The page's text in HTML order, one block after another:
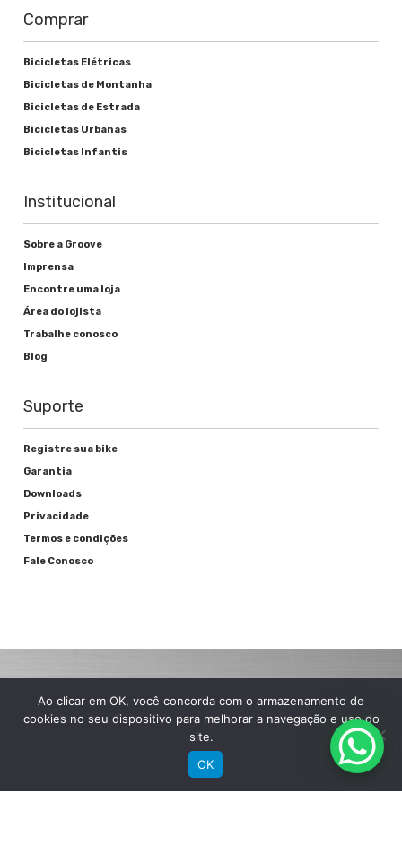
Comprar
Bicicletas Elétricas
Bicicletas de Montanha
Bicicletas de Estrada
Bicicletas Urbanas
Bicicletas Infantis
Institucional
Sobre a Groove
Imprensa
Encontre uma loja
Área do lojista
Trabalhe conosco
Blog
Suporte
Registre sua bike
Garantia
Downloads
Privacidade
Termos e condições
Fale Conosco
RECEBA NOSSAS NOVIDADES POR E-MAIL
Ao clicar em OK, você concorda com o armazenamento de
cookies no seu dispositivo para melhorar a navegação e uso do
site.
OK